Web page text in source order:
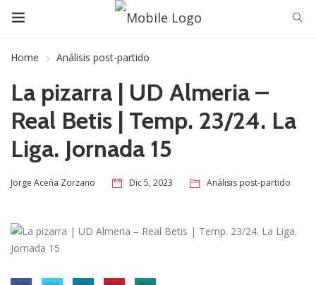
Home Análisis post-partido
La pizarra | UD Almeria –
Real Betis | Temp. 23/24. La
Liga. Jornada 15
Jorge Aceña Zorzano Dic 5, 2023 Análisis post-partido